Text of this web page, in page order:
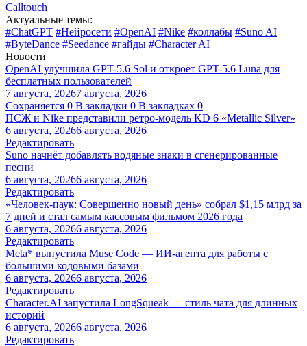
Calltouch
Актуальные темы:
#ChatGPT #Нейросети #OpenAI #Nike #коллабы #Suno AI
#ByteDance #Seedance #гайды #Character AI
Новости
OpenAI улучшила GPT-5.6 Sol и откроет GPT-5.6 Luna для
бесплатных пользователей
7 августа, 20267 августа, 2026
Сохраняется 0 В закладки 0 В закладках 0
ПСЖ и Nike представили ретро-модель KD 6 «Metallic Silver»
6 августа, 20266 августа, 2026
Редактировать
Suno начнёт добавлять водяные знаки в сгенерированные
песни
6 августа, 20266 августа, 2026
Редактировать
«Человек-паук: Совершенно новый день» собрал $1,15 млрд за
7 дней и стал самым кассовым фильмом 2026 года
6 августа, 20266 августа, 2026
Редактировать
Meta* выпустила Muse Code — ИИ-агента для работы с
большими кодовыми базами
6 августа, 20266 августа, 2026
Редактировать
Character.AI запустила LongSqueak — стиль чата для длинных
историй
6 августа, 20266 августа, 2026
Редактировать